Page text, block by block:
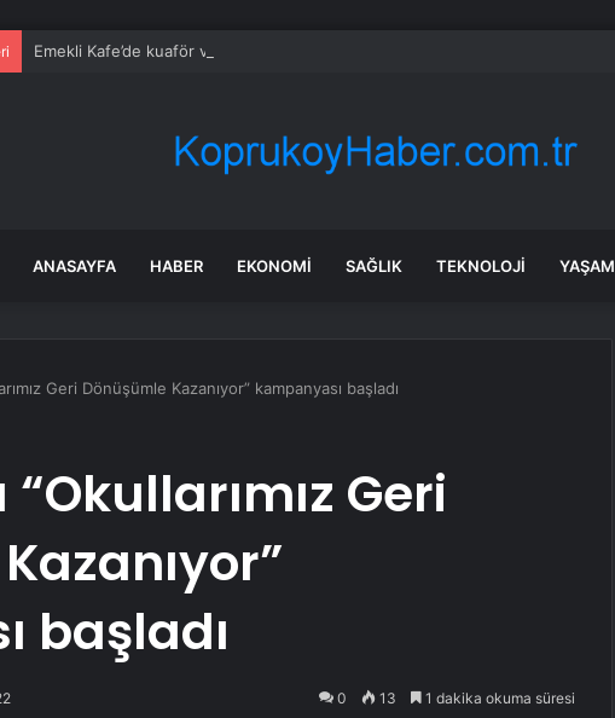
Emekli Kafe’de kuaför ve berber hizmeti başladı
ANASAYFA HABER EKONOMI SAĞLIK TEKNOLOJI YAŞAM
Geri Dönüşümle Kazanıyor” kampanyası başladı
Geri
başladı
0 13 1 dakika okuma süresi